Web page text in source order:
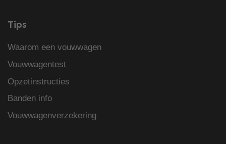
Tips
Waarom een vouwwagen
Vouwwagentest
Opzetinstructies
Banden info
Vouwwagenverzekering